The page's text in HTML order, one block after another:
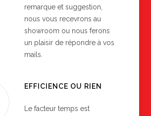
remarque et suggestion,
nous vous recevrons au
showroom ou nous ferons
un plaisir de répondre à vos
mails.
EFFICIENCE OU RIEN
Le facteur temps est